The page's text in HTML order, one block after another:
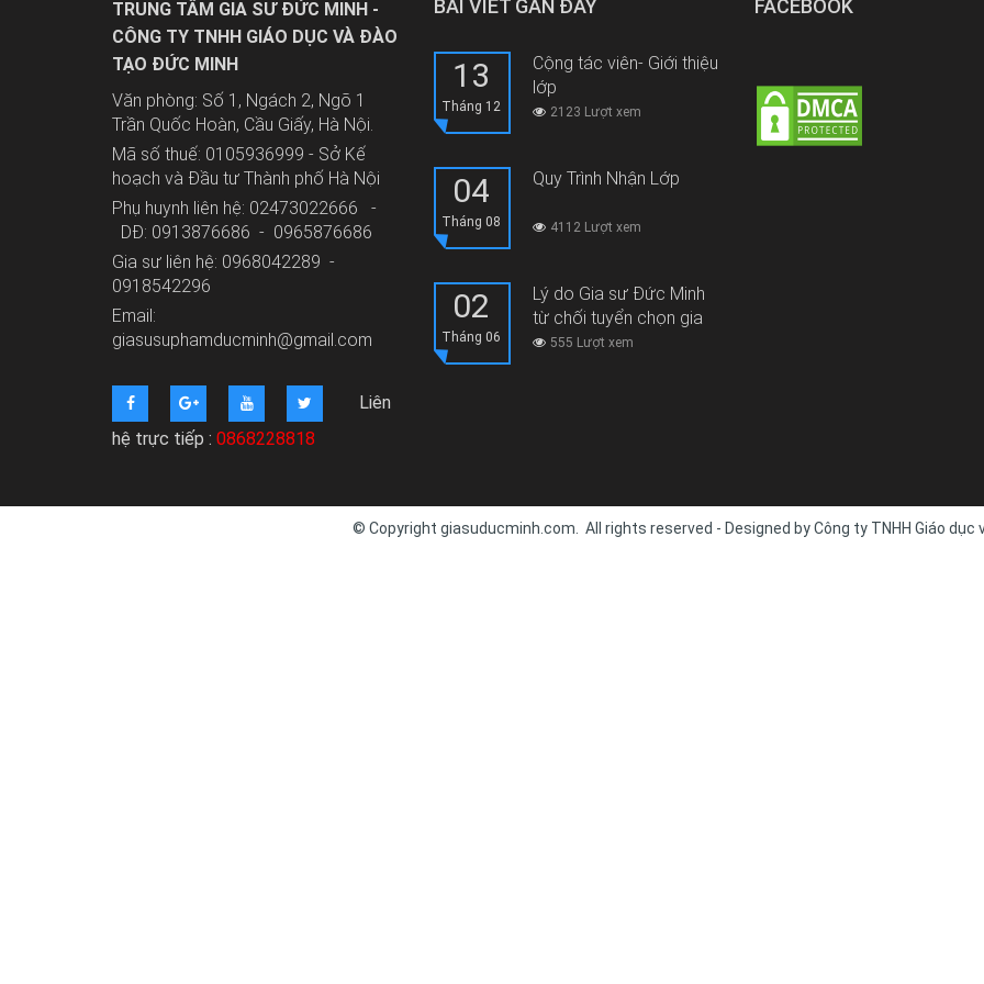
TRUNG TÂM GIA SƯ ĐỨC MINH -
CÔNG TY TNHH GIÁO DỤC VÀ ĐÀO
TẠO ĐỨC MINH
Văn phòng: Số 1, Ngách 2, Ngõ 1
Trần Quốc Hoàn, Cầu Giấy, Hà Nội.
Mã số thuế: 0105936999 - Sở Kế
hoạch và Đầu tư Thành phố Hà Nội
Phụ huynh liên hệ: 02473022666 -
DĐ: 0913876686 - 0965876686
Gia sư liên hệ: 0968042289 -
0918542296
Email:
giasusuphamducminh@gmail.com
Liên
hệ trực tiếp : 0868228818
BÀI VIẾT GẦN ĐÂY
13
Tháng 12
Cộng tác viên- Giới thiệu
lớp
2123 Lượt xem
04
Tháng 08
Quy Trình Nhận Lớp
4112 Lượt xem
02
Tháng 06
Lý do Gia sư Đức Minh
từ chối tuyển chọn gia
sư thi hộ, gian lận thi cử
555 Lượt xem
FACEBOOK
© Copyright giasuducminh.com. All rights reserved - Designed by Công ty TNHH Giáo dục